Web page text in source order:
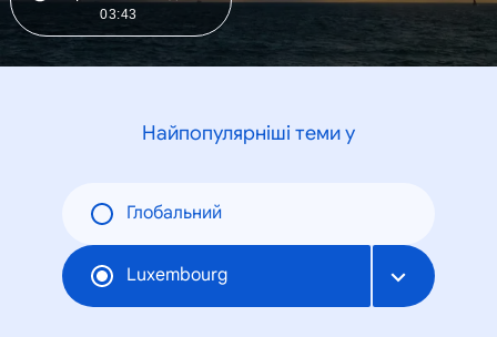
03:43
Найпопулярніші теми у
Глобальний
Luxembourg